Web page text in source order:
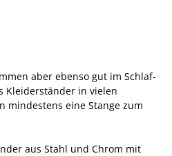
aber ebenso gut im Schlaf-
Kleiderständer in vielen
mindestens eine Stange zum
aus Stahl und Chrom mit